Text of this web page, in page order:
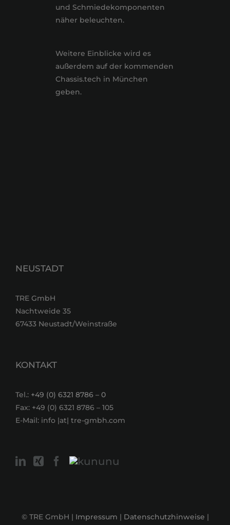
und Schmiedekomponenten
näher beleuchten.
Weitere Einblicke wird es
außerdem auf der kommenden
Chassis.tech in München
geben.
NEUSTADT
TRE GmbH
Nachtweide 35
67433 Neustadt/Weinstraße
KONTAKT
Tel.: +49 (0) 6321 8786 – 0
Fax: +49 (0) 6321 8786 – 105
E-Mail: info |at| tre-gmbh.com
© TRE GmbH | Impressum | Datenschutzhinweise |